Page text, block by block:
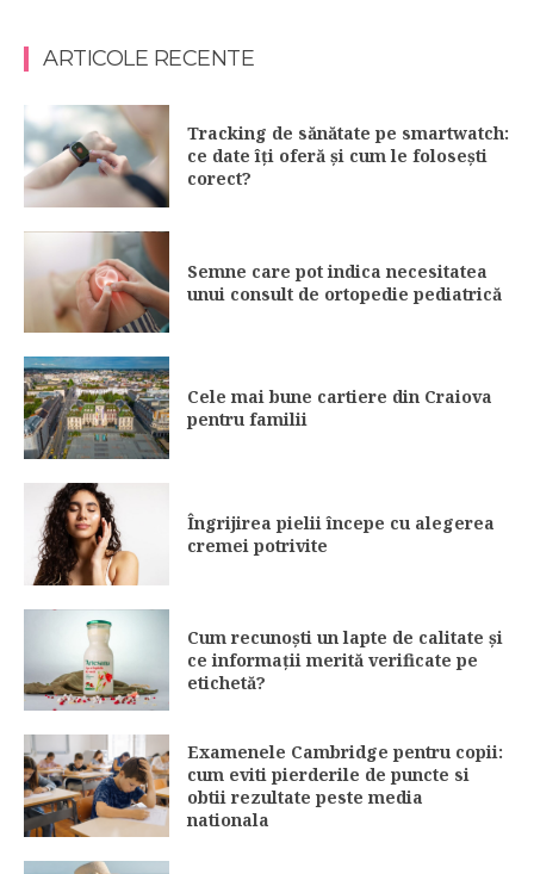
ARTICOLE RECENTE
Tracking de sănătate pe smartwatch:
ce date îți oferă și cum le folosești
corect?
Semne care pot indica necesitatea
unui consult de ortopedie pediatrică
Cele mai bune cartiere din Craiova
pentru familii
Îngrijirea pielii începe cu alegerea
cremei potrivite
Cum recunoști un lapte de calitate și
ce informații merită verificate pe
etichetă?
Examenele Cambridge pentru copii:
cum eviti pierderile de puncte si
obtii rezultate peste media
nationala